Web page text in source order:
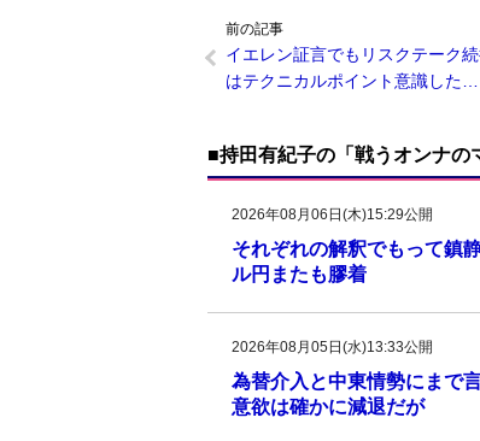
前の記事
イエレン証言でもリスクテーク
はテクニカルポイント意識した…
■持田有紀子の「戦うオンナの
2026年08月06日(木)15:29公開
それぞれの解釈でもって鎮
ル円またも膠着
2026年08月05日(水)13:33公開
為替介入と中東情勢にまで
意欲は確かに減退だが